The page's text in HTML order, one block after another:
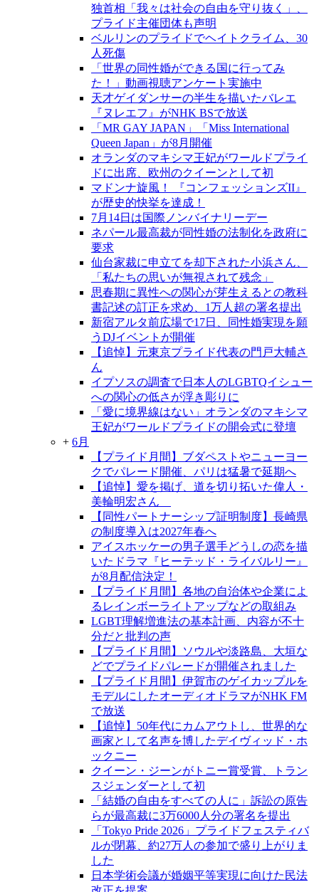
独首相「我々は社会の自由を守り抜く」、
プライド主催団体も声明
ベルリンのプライドでヘイトクライム、30
人死傷
「世界の同性婚ができる国に行ってみ
た！」動画視聴アンケート実施中
天才ゲイダンサーの半生を描いたバレエ
『ヌレエフ』がNHK BSで放送
「MR GAY JAPAN」「Miss International
Queen Japan」が8月開催
オランダのマキシマ王妃がワールドプライ
ドに出席、欧州のクイーンとして初
マドンナ旋風！ 『コンフェッションズII』
が歴史的快挙を達成！
7月14日は国際ノンバイナリーデー
ネパール最高裁が同性婚の法制化を政府に
要求
仙台家裁に申立てを却下された小浜さん、
「私たちの思いが無視されて残念」
思春期に異性への関心が芽生えるとの教科
書記述の訂正を求め、1万人超の署名提出
新宿アルタ前広場で17日、同性婚実現を願
うDJイベントが開催
【追悼】元東京プライド代表の門戸大輔さ
ん
イプソスの調査で日本人のLGBTQイシュー
への関心の低さが浮き彫りに
「愛に境界線はない」オランダのマキシマ
王妃がワールドプライドの開会式に登壇
+ 6月
【プライド月間】ブダペストやニューヨー
クでパレード開催、パリは猛暑で延期へ
【追悼】愛を掲げ、道を切り拓いた偉人・
美輪明宏さん
【同性パートナーシップ証明制度】長崎県
の制度導入は2027年春へ
アイスホッケーの男子選手どうしの恋を描
いたドラマ『ヒーテッド・ライバルリー』
が8月配信決定！
【プライド月間】各地の自治体や企業によ
るレインボーライトアップなどの取組み
LGBT理解増進法の基本計画、内容が不十
分だと批判の声
【プライド月間】ソウルや淡路島、大垣な
どでプライドパレードが開催されました
【プライド月間】伊賀市のゲイカップルを
モデルにしたオーディオドラマがNHK FM
で放送
【追悼】50年代にカムアウトし、世界的な
画家として名声を博したデイヴィッド・ホ
ックニー
クイーン・ジーンがトニー賞受賞、トラン
スジェンダーとして初
「結婚の自由をすべての人に」訴訟の原告
らが最高裁に3万6000人分の署名を提出
「Tokyo Pride 2026」プライドフェスティバ
ルが閉幕、約27万人の参加で盛り上がりま
した
日本学術会議が婚姻平等実現に向けた民法